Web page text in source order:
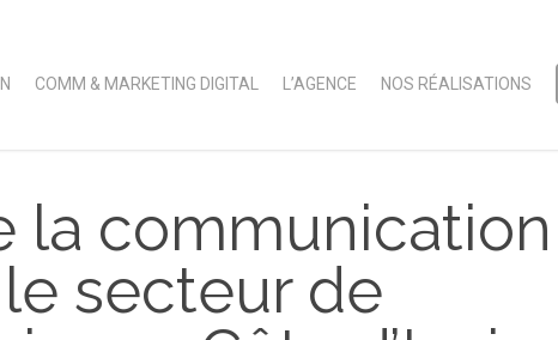
COMM & MARKETING DIGITAL L’AGENCE NOS RÉALISATIONS
la communication
secteur de